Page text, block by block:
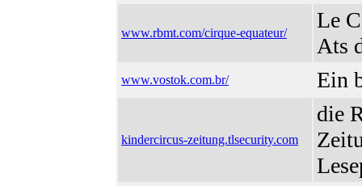
www.rbmt.com/cirque-equateur/
Le
Ats
www.vostok.com.br/ Ein
kindercircus-zeitung.tlsecurity.com
die